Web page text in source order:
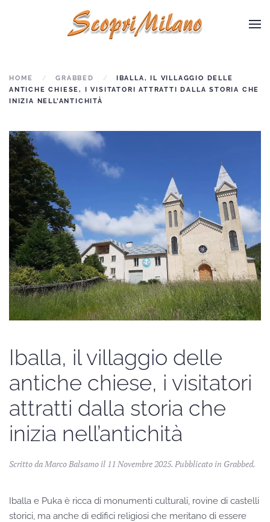
Skip to main content
HOME GRABBED
IBALLA, IL VILLAGGIO DELLE
ANTICHE CHIESE, I VISITATORI ATTRATTI DALLA STORIA CHE
INIZIA NELL’ANTICHITÀ
Iballa, il villaggio delle
antiche chiese, i visitatori
attratti dalla storia che
inizia nell’antichità
Scritto da Marco Balsamo il 11 Novembre 2025. Pubblicato in Grabbed.
Iballa e Puka è ricca di monumenti culturali, rovine di castelli
storici, ma anche di edifici religiosi che meritano di essere